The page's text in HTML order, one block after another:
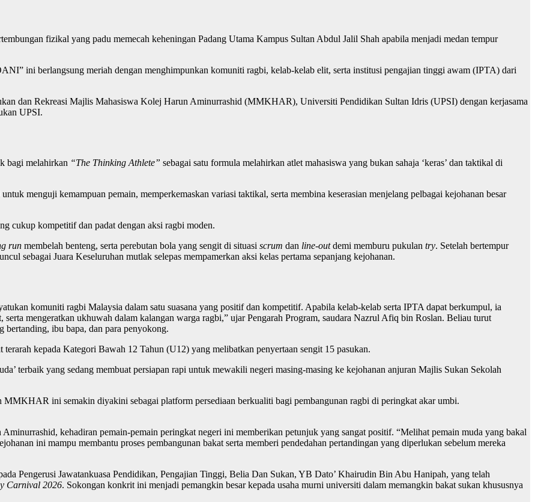
fizikal yang padu memecah keheningan Padang Utama Kampus Sultan Abdul Jalil Shah apabila menjadi medan tempur
ini berlangsung meriah dengan menghimpunkan komuniti ragbi, kelab-kelab elit, serta institusi pengajian tinggi awam (IPTA) dari
dan Rekreasi Majlis Mahasiswa Kolej Harun Aminurrashid (MMKHAR), Universiti Pendidikan Sultan Idris (UPSI) dengan kerjasama
UPSI.
bagi melahirkan “The Thinking Athlete” sebagai satu formula melahirkan atlet mahasiswa yang bukan sahaja ‘keras’ dan taktikal di
menguji kemampuan pemain, memperkemaskan variasi taktikal, serta membina keserasian menjelang pelbagai kejohanan besar
cukup kompetitif dan padat dengan aksi ragbi moden.
run membelah benteng, serta perebutan bola yang sengit di situasi scrum dan line-outdemi memburu pukulan try. Setelah bertempur
sebagai Juara Keseluruhan mutlak selepas mempamerkan aksi kelas pertama sepanjang kejohanan.
komuniti ragbi Malaysia dalam satu suasana yang positif dan kompetitif. Apabila kelab-kelab serta IPTA dapat berkumpul, ia
serta mengeratkan ukhuwah dalam kalangan warga ragbi,” ujar Pengarah Program, saudara Nazrul Afiq bin Roslan. Beliau turut
bertanding, ibu bapa, dan para penyokong.
kepada Kategori Bawah 12 Tahun (U12) yang melibatkan penyertaan sengit 15 pasukan.
terbaik yang sedang membuat persiapan rapi untuk mewakili negeri masing-masing ke kejohanan anjuran Majlis Sukan Sekolah
MMKHAR ini semakin diyakini sebagai platform persediaan berkualiti bagi pembangunan ragbi di peringkat akar umbi.
kehadiran pemain-pemain peringkat negeri ini memberikan petunjuk yang sangat positif. “Melihat pemain muda yang bakal
ini mampu membantu proses pembangunan bakat serta memberi pendedahan pertandingan yang diperlukan sebelum mereka
Pengerusi Jawatankuasa Pendidikan, Pengajian Tinggi, Belia Dan Sukan, YB Dato’ Khairudin Bin Abu Hanipah, yang telah
Carnival 2026. Sokongan konkrit ini menjadi pemangkin besar kepada usaha murni universiti dalam memangkin bakat sukan khususnya